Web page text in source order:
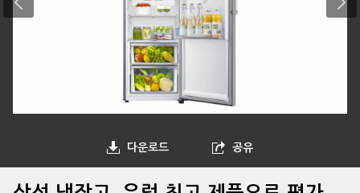
다운로드 공유